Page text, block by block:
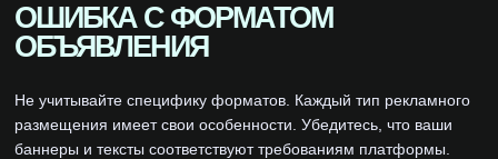
ОШИБКА С ФОРМАТОМ
ОБЪЯВЛЕНИЯ
Не учитывайте специфику форматов. Каждый тип рекламного
размещения имеет свои особенности. Убедитесь, что ваши
баннеры и тексты соответствуют требованиям платформы.